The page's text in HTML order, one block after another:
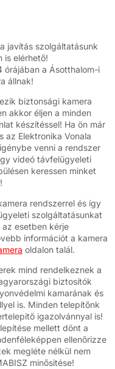
javítás szolgáltatásunk
is elérhető!
órájában a Ásotthalom-i
állnak!
biztonsági kamera
akkor éljen a minden
készítéssel! Ha ön már
az Elektronika Vonala
venni a rendszer
videó távfelügyeleti
keressen minket
rendszerrel és így
szolgáltatásunkat
esetben kérje
információt a kamera
oldalon talál.
mind rendelkeznek a
biztosítók
kamarának és
is. Minden telepítőnk
igazolvánnyal is!
mellett dönt a
ellenőrizze
megléte nélkül nem
minősitése!